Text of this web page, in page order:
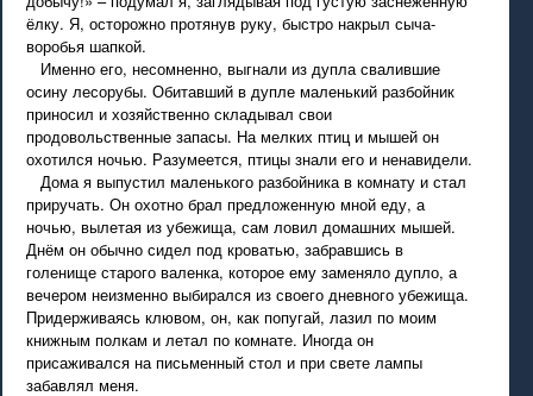
ёлку. Я, осторожно протянув руку, быстро накрыл сыча-
воробья шапкой.
Именно его, несомненно, выгнали из дупла свалившие
осину лесорубы. Обитавший в дупле маленький разбойник
приносил и хозяйственно складывал свои
продовольственные запасы. На мелких птиц и мышей он
охотился ночью. Разумеется, птицы знали его и ненавидели.
Дома я выпустил маленького разбойника в комнату и стал
приручать. Он охотно брал предложенную мной еду, а
ночью, вылетая из убежища, сам ловил домашних мышей.
Днём он обычно сидел под кроватью, забравшись в
голенище старого валенка, которое ему заменяло дупло, а
вечером неизменно выбирался из своего дневного убежища.
Придерживаясь клювом, он, как попугай, лазил по моим
книжным полкам и летал по комнате. Иногда он
присаживался на письменный стол и при свете лампы
забавлял меня.